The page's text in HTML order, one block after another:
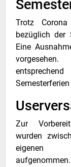
Trotz
bezüglich der
Eine
Zur
wurden
eigenen